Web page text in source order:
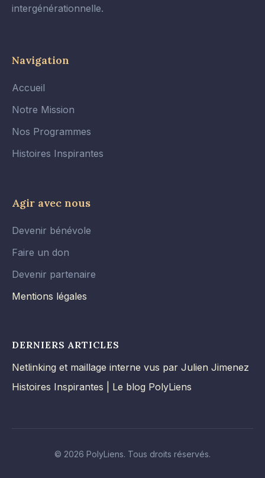
intergénérationnelle.
Navigation
Accueil
Notre Mission
Nos Programmes
Histoires Inspirantes
Agir avec nous
Devenir bénévole
Faire un don
Devenir partenaire
Mentions légales
DERNIERS ARTICLES
Netlinking et maillage interne vus par Julien Jimenez
Histoires Inspirantes | Le blog PolyLiens
© 2026 PolyLiens. Tous droits réservés.